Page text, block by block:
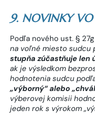
9. NOVINKY
Podľa nového ust. §
na voľné miesto sudcu
stupňa zúčastňuje len
ak je výsledkom
hodnotenia sudcu
„výborný“ alebo
výberovej komisii
jeden rok s výrokom